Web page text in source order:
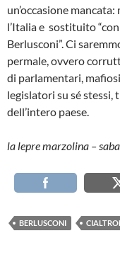
un’occasione
l’Italia e sostituito
Berlusconi”. Ci
permale, ovvero
di parlamentari,
legislatori su sé
dell’intero paese.
la lepre marzolina –
BERLUSCONI